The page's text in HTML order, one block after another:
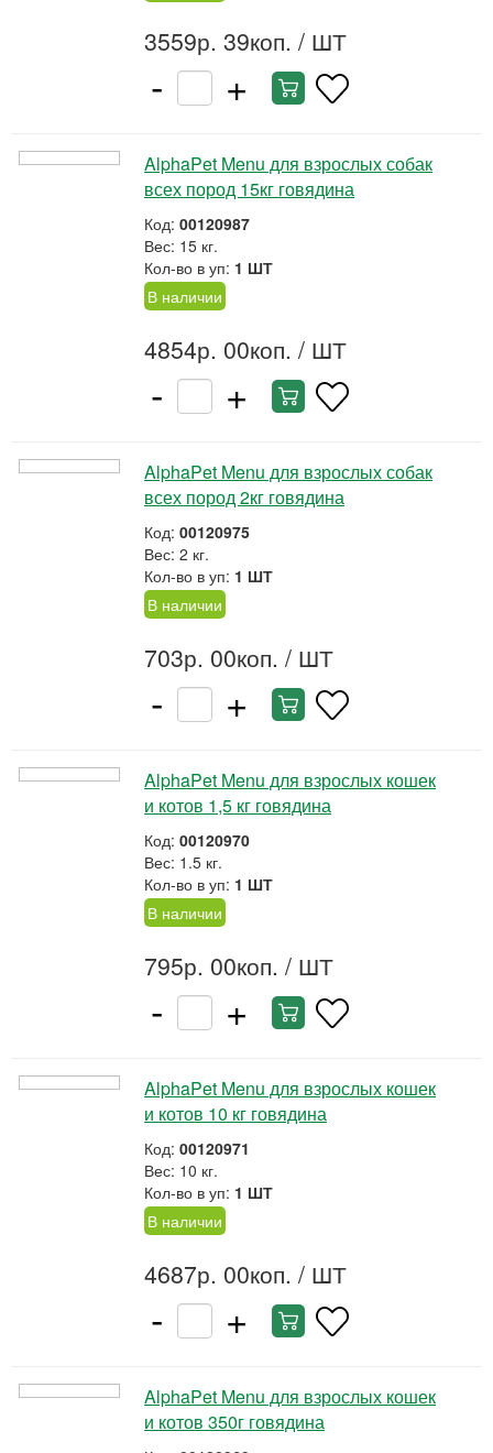
3559р. 39коп. / ШТ
- +
AlphaPet Menu для взрослых собак
всех пород 15кг говядина
Код: 00120987
Вес: 15 кг.
Кол-во в уп: 1 ШТ
В наличии
4854р. 00коп. / ШТ
- +
AlphaPet Menu для взрослых собак
всех пород 2кг говядина
Код: 00120975
Вес: 2 кг.
Кол-во в уп: 1 ШТ
В наличии
703р. 00коп. / ШТ
- +
AlphaPet Menu для взрослых кошек
и котов 1,5 кг говядина
Код: 00120970
Вес: 1.5 кг.
Кол-во в уп: 1 ШТ
В наличии
795р. 00коп. / ШТ
- +
AlphaPet Menu для взрослых кошек
и котов 10 кг говядина
Код: 00120971
Вес: 10 кг.
Кол-во в уп: 1 ШТ
В наличии
4687р. 00коп. / ШТ
- +
AlphaPet Menu для взрослых кошек
и котов 350г говядина